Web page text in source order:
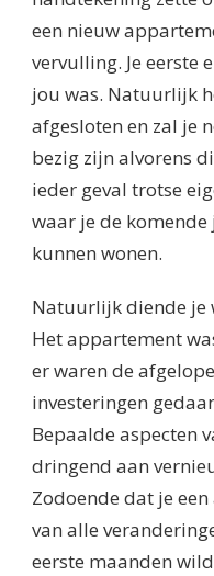
een nieuw
vervulling. Je eerste
jou was. Natuurlijk
afgesloten en zal je
bezig zijn alvorens
ieder geval trotse
waar je de
kunnen wonen.
Natuurlijk diende je
Het appartement
er waren de
investeringen
Bepaalde aspecten
dringend aan
Zodoende dat je
van alle
eerste maanden